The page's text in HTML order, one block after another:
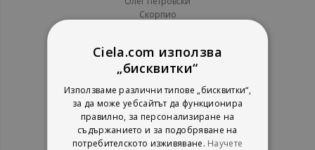
Скорпио
1%
6,99 €
13,67 лв.
Ciela.com използва
„бисквитки“
Използваме различни типове „бисквитки“,
за да може уебсайтът да функционира
правилно, за персонализиране на
съдържанието и за подобряване на
потребителското изживяване. Научете